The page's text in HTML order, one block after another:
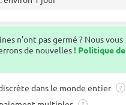
n'ont pas germé ? Nous vous
de nouvelles ! Politique de
dans le monde entier ?